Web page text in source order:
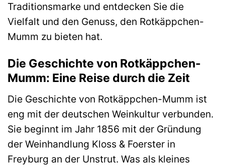
Traditionsmarke und entdecken Sie die
Vielfalt und den Genuss, den Rotkäppchen-
Mumm zu bieten hat.
Die Geschichte von Rotkäppchen-
Mumm: Eine Reise durch die Zeit
Die Geschichte von Rotkäppchen-Mumm ist
eng mit der deutschen Weinkultur verbunden.
Sie beginnt im Jahr 1856 mit der Gründung
der Weinhandlung Kloss & Foerster in
Freyburg an der Unstrut. Was als kleines